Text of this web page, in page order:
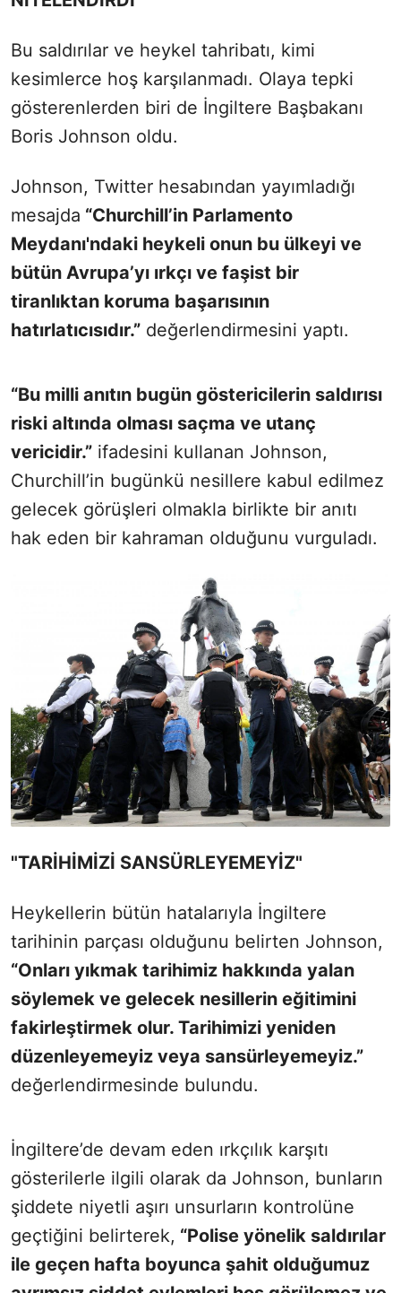
Bu saldırılar ve heykel tahribatı, kimi
kesimlerce hoş karşılanmadı. Olaya tepki
gösterenlerden biri de İngiltere Başbakanı
Boris Johnson oldu.
Johnson, Twitter hesabından yayımladığı
mesajda “Churchill’in Parlamento
Meydanı'ndaki heykeli onun bu ülkeyi ve
bütün Avrupa’yı ırkçı ve faşist bir
tiranlıktan koruma başarısının
hatırlatıcısıdır.” değerlendirmesini yaptı.
“Bu milli anıtın bugün göstericilerin saldırısı
riski altında olması saçma ve utanç
vericidir.” ifadesini kullanan Johnson,
Churchill’in bugünkü nesillere kabul edilmez
gelecek görüşleri olmakla birlikte bir anıtı
hak eden bir kahraman olduğunu vurguladı.
"TARİHİMİZİ SANSÜRLEYEMEYİZ"
Heykellerin bütün hatalarıyla İngiltere
tarihinin parçası olduğunu belirten Johnson,
“Onları yıkmak tarihimiz hakkında yalan
söylemek ve gelecek nesillerin eğitimini
fakirleştirmek olur. Tarihimizi yeniden
düzenleyemeyiz veya sansürleyemeyiz.”
değerlendirmesinde bulundu.
İngiltere’de devam eden ırkçılık karşıtı
gösterilerle ilgili olarak da Johnson, bunların
şiddete niyetli aşırı unsurların kontrolüne
geçtiğini belirterek, “Polise yönelik saldırılar
ile geçen hafta boyunca şahit olduğumuz